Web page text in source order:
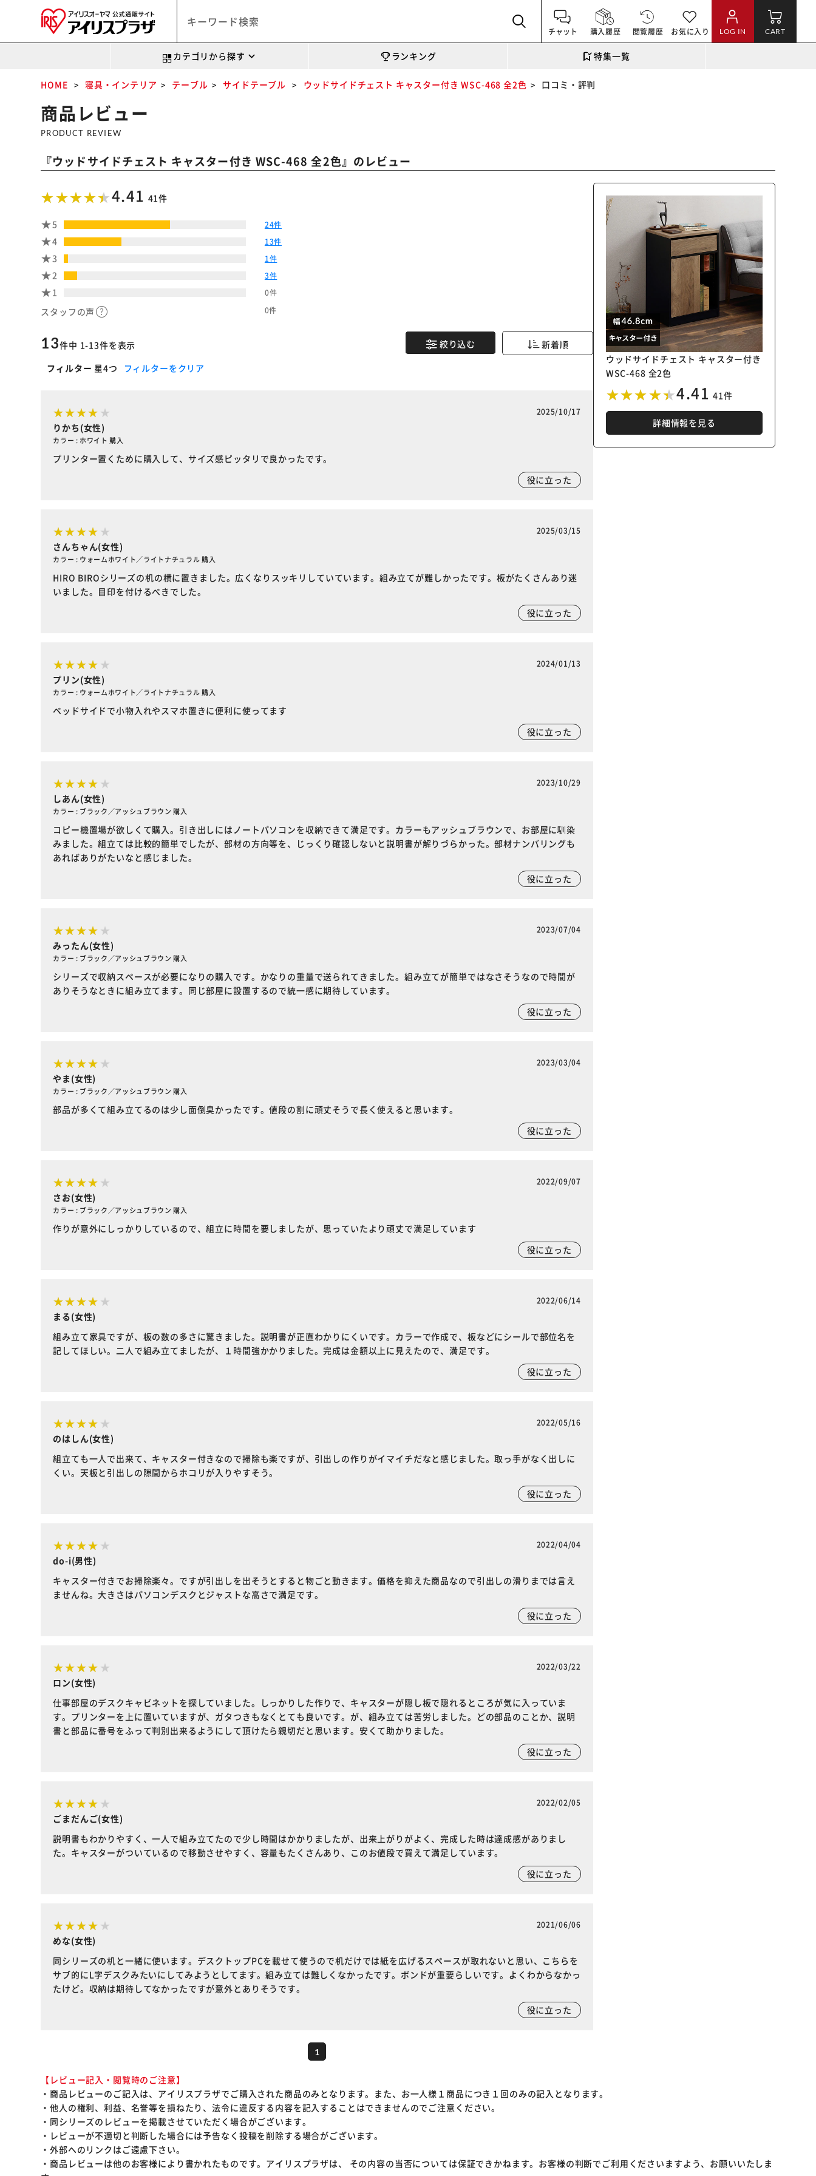
チャット 購入履歴 閲覧履歴 お気に入り LOG IN CART
カテゴリから探す ランキング 特集一覧
HOME 寝具・インテリア テーブル サイドテーブル ウッドサイドチェスト キャスター付き WSC-468 全2色 口コミ・評判
商品レビュー
PRODUCT REVIEW
『ウッドサイドチェスト キャスター付き WSC-468 全2色』のレビュー
ウッドサイドチェスト キャスター付き
WSC-468 全2色
4.41 41件
詳細情報を見る
4.41 41件
5 24件
4 13件
3 1件
2 3件
1 0件
スタッフの声 0件
絞り込む 新着順
13件中 1-13件を表示
フィルター 星4つ フィルターをクリア
2025/10/17
りかち(女性)
カラー : ホワイト 購入
プリンター置くために購入して、サイズ感ピッタリで良かったです。
役に立った
2025/03/15
さんちゃん(女性)
カラー : ウォームホワイト／ライトナチュラル 購入
HIRO BIROシリーズの机の横に置きました。広くなりスッキリしていています。組み立てが難しかったです。板がたくさんあり迷
いました。目印を付けるべきでした。
役に立った
2024/01/13
プリン(女性)
カラー : ウォームホワイト／ライトナチュラル 購入
ベッドサイドで小物入れやスマホ置きに便利に使ってます
役に立った
2023/10/29
しあん(女性)
カラー : ブラック／アッシュブラウン 購入
コピー機置場が欲しくて購入。引き出しにはノートパソコンを収納できて満足です。カラーもアッシュブラウンで、お部屋に馴染
みました。組立ては比較的簡単でしたが、部材の方向等を、じっくり確認しないと説明書が解りづらかった。部材ナンバリングも
あればありがたいなと感じました。
役に立った
2023/07/04
みったん(女性)
カラー : ブラック／アッシュブラウン 購入
シリーズで収納スペースが必要になりの購入です。かなりの重量で送られてきました。組み立てが簡単ではなさそうなので時間が
ありそうなときに組み立てます。同じ部屋に設置するので統一感に期待しています。
役に立った
2023/03/04
やま(女性)
カラー : ブラック／アッシュブラウン 購入
部品が多くて組み立てるのは少し面倒臭かったです。値段の割に頑丈そうで長く使えると思います。
役に立った
2022/09/07
さお(女性)
カラー : ブラック／アッシュブラウン 購入
作りが意外にしっかりしているので、組立に時間を要しましたが、思っていたより頑丈で満足しています
役に立った
2022/06/14
まる(女性)
組み立て家具ですが、板の数の多さに驚きました。説明書が正直わかりにくいです。カラーで作成で、板などにシールで部位名を
記してほしい。二人で組み立てましたが、１時間強かかりました。完成は金額以上に見えたので、満足です。
役に立った
2022/05/16
のはしん(女性)
組立ても一人で出来て、キャスター付きなので掃除も楽ですが、引出しの作りがイマイチだなと感じました。取っ手がなく出しに
くい。天板と引出しの隙間からホコリが入りやすそう。
役に立った
2022/04/04
do-i(男性)
キャスター付きでお掃除楽々。ですが引出しを出そうとすると物ごと動きます。価格を抑えた商品なので引出しの滑りまでは言え
ませんね。大きさはパソコンデスクとジャストな高さで満足です。
役に立った
2022/03/22
ロン(女性)
仕事部屋のデスクキャビネットを探していました。しっかりした作りで、キャスターが隠し板で隠れるところが気に入っていま
す。プリンターを上に置いていますが、ガタつきもなくとても良いです。が、組み立ては苦労しました。どの部品のことか、説明
書と部品に番号をふって判別出来るようにして頂けたら親切だと思います。安くて助かりました。
役に立った
2022/02/05
ごまだんご(女性)
説明書もわかりやすく、一人で組み立てたので少し時間はかかりましたが、出来上がりがよく、完成した時は達成感がありまし
た。キャスターがついているので移動させやすく、容量もたくさんあり、このお値段で買えて満足しています。
役に立った
2021/06/06
めな(女性)
同シリーズの机と一緒に使います。デスクトップPCを載せて使うので机だけでは紙を広げるスペースが取れないと思い、こちらを
サブ的にL字デスクみたいにしてみようとしてます。組み立ては難しくなかったです。ボンドが重要らしいです。よくわからなかっ
たけど。収納は期待してなかったですが意外とありそうです。
役に立った
1
【レビュー記入・閲覧時のご注意】
・商品レビューのご記入は、アイリスプラザでご購入された商品のみとなります。また、お一人様１商品につき１回のみの記入となります。
・他人の権利、利益、名誉等を損ねたり、法令に違反する内容を記入することはできませんのでご注意ください。
・同シリーズのレビューを掲載させていただく場合がございます。
・レビューが不適切と判断した場合には予告なく投稿を削除する場合がございます。
・外部へのリンクはご遠慮下さい。
・商品レビューは他のお客様により書かれたものです。アイリスプラザは、 その内容の当否については保証できかねます。お客様の判断でご利用くださいますよう、お願いいたしま
※ご確認ください